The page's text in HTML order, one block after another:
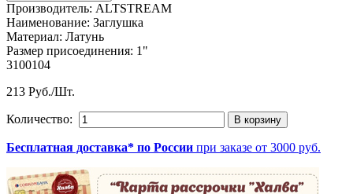
Производитель: ALTSTREAM
Наименование: Заглушка
Материал: Латунь
Размер присоединения: 1"
3100104
213 Руб./Шт.
Количество:
Бесплатная доставка* по России при заказе от 3000 руб.